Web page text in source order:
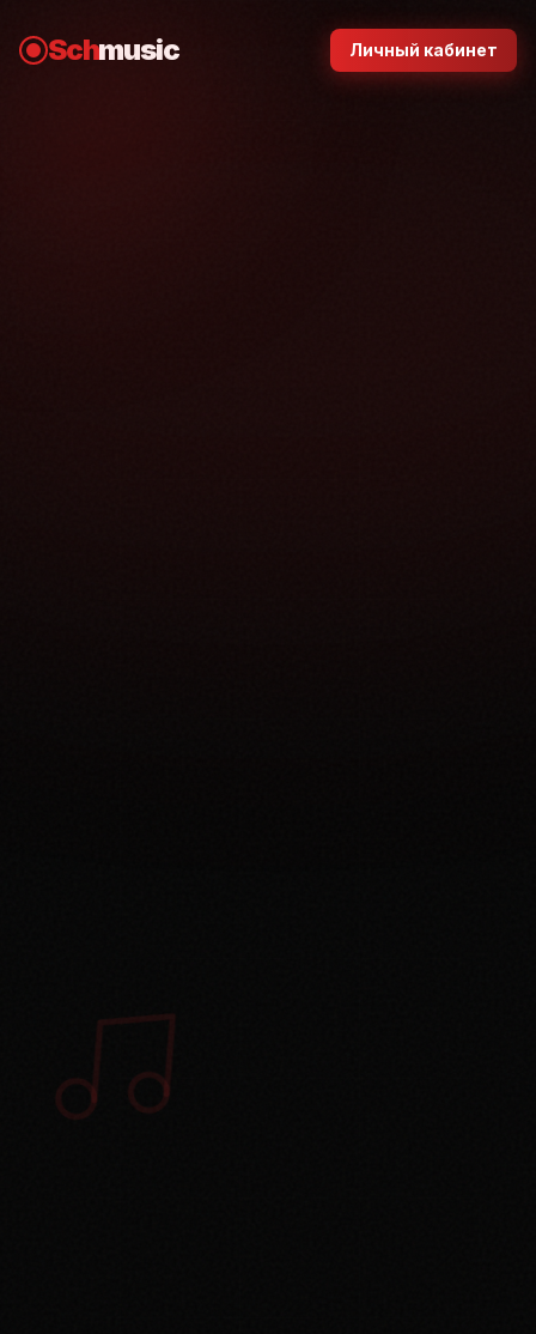
Schmusic Личный кабинет